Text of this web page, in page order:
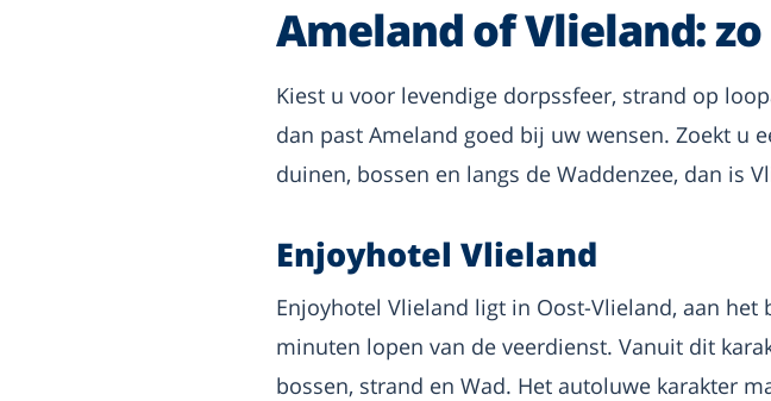
Ameland of Vlieland:
Kiest u voor levendige dorpssfeer, strand op
dan past Ameland goed bij uw wensen. Zoekt u
duinen, bossen en langs de Waddenzee, dan is
Enjoyhotel Vlieland
Enjoyhotel Vlieland ligt in Oost-Vlieland, aan
minuten lopen van de veerdienst. Vanuit dit
bossen, strand en Wad. Het autoluwe karakter